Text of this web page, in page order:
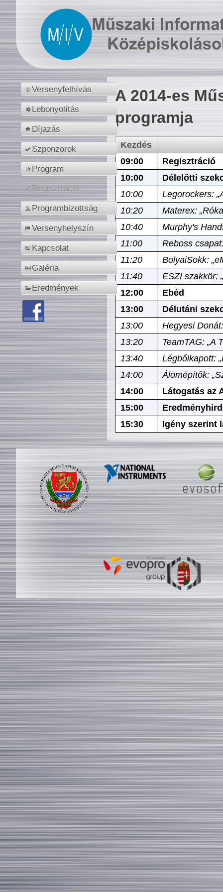
Versenyfelhívás
Lebonyolítás
Díjazás
Szponzorok
Program
Regisztráció
Programbizottság
Versenyhelyszín
Kapcsolat
Galéria
Eredmények
A 2014-es
programja
Kezdés
09:00
Regisztráció
10:00
Délelőtti
10:00
Legorockers:
10:20
Materex:
10:40
Murphy's
11:00
Reboss
11:20
BolyaiSokk:
11:40
ESZI szakkör:
12:00
Ebéd
13:00
Délutáni
13:00
Hegyesi
13:20
TeamTAG: „A
13:40
Légbőlkapott:
14:00
Álomépítők:
14:00
Látogatás az
15:00
15:30
Igény szerint